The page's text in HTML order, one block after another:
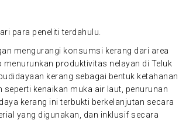
para peneliti terdahulu.
mengurangi konsumsi kerang dari area
produktivitas nelayan di Teluk
kerang sebagai bentuk ketahanan
kenaikan muka air laut, penurunan
kerang ini terbukti berkelanjutan secara
yang digunakan, dan inklusif secara